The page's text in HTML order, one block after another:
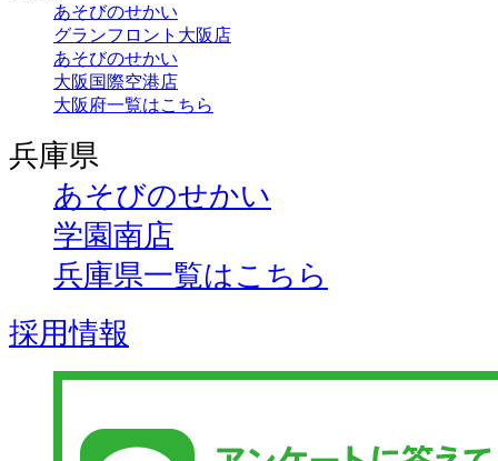
あそびのせかい
グランフロント大阪店
あそびのせかい
大阪国際空港店
大阪府一覧はこちら
兵庫県
あそびのせかい
学園南店
兵庫県一覧はこちら
採用情報